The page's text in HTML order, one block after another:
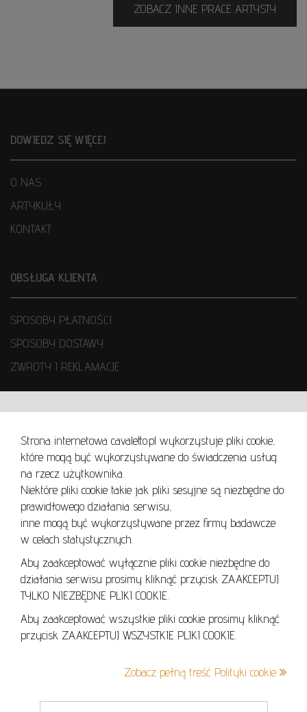
Strona internetowa cavaletto.pl wykorzystuje pliki cookie,
które mogą być wykorzystywane do świadczenia usług
na rzecz użytkownika.
Niektóre pliki cookie takie jak pliki sesyjne są niezbędne do
prawidłowego działania serwisu,
inne mogą być wykorzystywane przez firmy badawcze
w celach statystycznych.
Aby zaakceptować wyłącznie pliki cookie niezbędne do
działania serwisu prosimy kliknąć przycisk ZAAKCEPTUJ
TYLKO NIEZBĘDNE PLIKI COOKIE.
Aby zaakceptować wszystkie pliki cookie prosimy kliknąć
przycisk ZAAKCEPTUJ WSZYSTKIE PLIKI COOKIE.
Zobacz pełną treść Polityki cookie
ZOBACZ INNE PRACE ARTYSTY
DOWIEDZ SIĘ WIĘCEJ
O NAS
ARTYKUŁY
KONTAKT
OBSŁUGA KLIENTA
SPOSOBY PŁATNOŚCI
SPOSOBY DOSTAWY
ZWROTY I REKLAMACJE
REGULAMIN
REGULAMIN AUKCJI
POLITYKA PRYWATNOŚCI
POLITYKA COOKIES
+48 605 240 157